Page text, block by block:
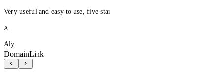
Very useful and easy to use, five star
A
Aly
DomainLink